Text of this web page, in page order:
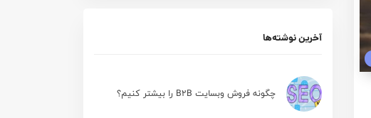
آخرین نوشته‌ها
چگونه فروش وبسایت B2B را بیشتر کنیم؟